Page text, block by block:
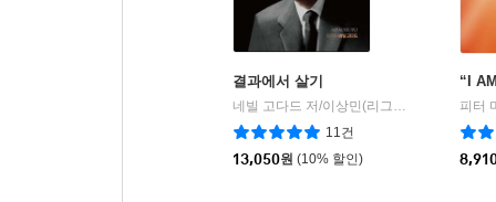
결과에서 살기
네빌 고다드 저/이상민(리그파) 역
서른세
11건
13,050원 (10% 할인)
“I
피터